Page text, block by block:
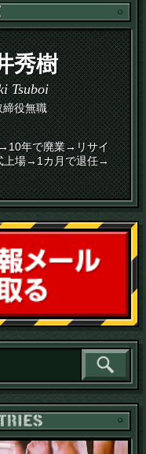
秀樹
Tsuboi
締役無職
年で廃業→リサイ
上場→1カ月で退任→
読